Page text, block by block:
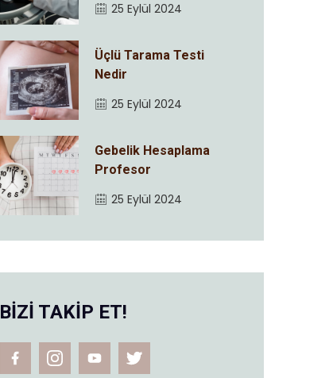
25 Eylül 2024
Üçlü Tarama Testi
Nedir
25 Eylül 2024
Gebelik Hesaplama
Profesor
25 Eylül 2024
BİZİ TAKİP ET!